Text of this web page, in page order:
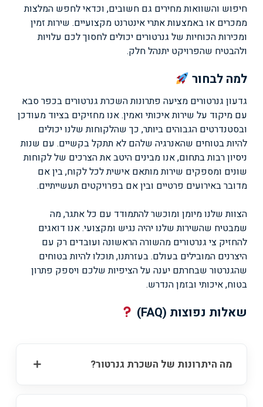
חיפוש והשוואות מחירים גם חשובים, וכדאי לחפש המלצות
ממכרים או באמצעות אתרי אינטרנט מקצועיים. שירות זמין
ומכירות הכוחיות של גנרטורים יכולים לחסוך לכם עלויות
ולהבטיח שהפרויקט יתנהל חלק.
למה לבחור
גדעון גנרטורים מציעה פתרונות השכרת גנרטורים בכפר סבא
עם מיקוד על שירות איכותי ואמין. אנו מחזיקים בציוד מעודכן
ובסטנדרטים הגבוהים ביותר, כך שהלקוחות שלנו יכולים
להיות בטוחים שהאנרגיה שלהם לא תתקל בקשיים. עם שנות
ניסיון רבות בתחום, אנו מבינים היטב את הצרכים של לקוחות
שונים ומספקים שירות מותאם אישית לכל לקוח, בין אם
מדובר באירועים פרטיים ובין אם בפרויקטים תעשייתיים.
הצוות שלנו מיומן ומוכשר להתמודד עם כל אתגר, מה
שמבטיח שהשירות שלנו יהיה נגיש ומקצועי. אנו דואגים
להחזיק צי גנרטורים מהשורה הראשונה ועובדים רק עם
היצרנים המובילים בעולם. בעזרתנו, תוכלו להיות בטוחים
שהגנרטור שבחרתם יענה על הציפיות שלכם ויספק פתרון
בטוח, איכותי ובזמן הנדרש.
שאלות נפוצות (FAQ)
מה היתרונות של השכרת גנרטור?